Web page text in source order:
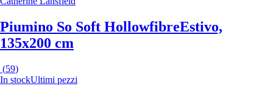
Piumino So Soft HollowfibreEstivo,
135x200 cm
(59)
In stockUltimi pezzi